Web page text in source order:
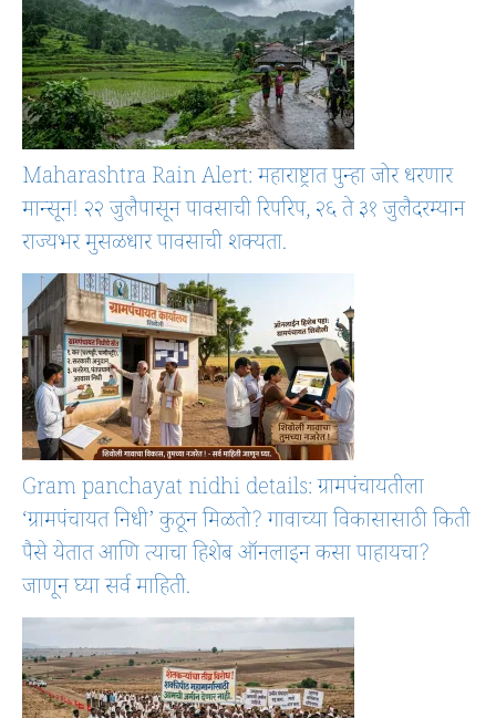
Maharashtra Rain Alert: महाराष्ट्रात पुन्हा जोर धरणार
मान्सून! २२ जुलैपासून पावसाची रिपरिप, २६ ते ३१ जुलैदरम्यान
राज्यभर मुसळधार पावसाची शक्यता.
Gram panchayat nidhi details: ग्रामपंचायतीला
‘ग्रामपंचायत निधी’ कुठून मिळतो? गावाच्या विकासासाठी किती
पैसे येतात आणि त्याचा हिशेब ऑनलाइन कसा पाहायचा?
जाणून घ्या सर्व माहिती.